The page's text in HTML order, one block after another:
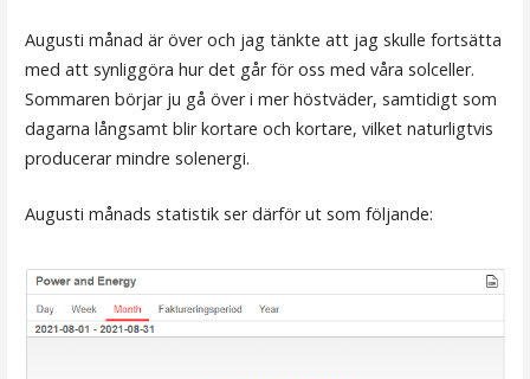
Augusti månad är över och jag tänkte att jag skulle fortsätta
med att synliggöra hur det går för oss med våra solceller.
Sommaren börjar ju gå över i mer höstväder, samtidigt som
dagarna långsamt blir kortare och kortare, vilket naturligtvis
producerar mindre solenergi.
Augusti månads statistik ser därför ut som följande: